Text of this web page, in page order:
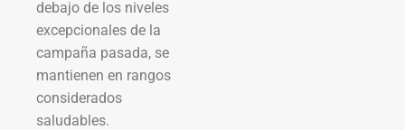
debajo de los niveles
excepcionales de la
campaña pasada, se
mantienen en rangos
considerados
saludables.